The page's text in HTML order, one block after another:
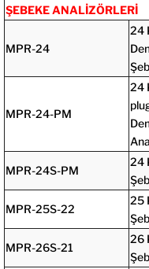
ŞEBEKE ANALİZÖRLERİ
MPR-24
24
MPR-24-PM
24
MPR-24S-PM
24
MPR-25S-22
25
MPR-26S-21
26